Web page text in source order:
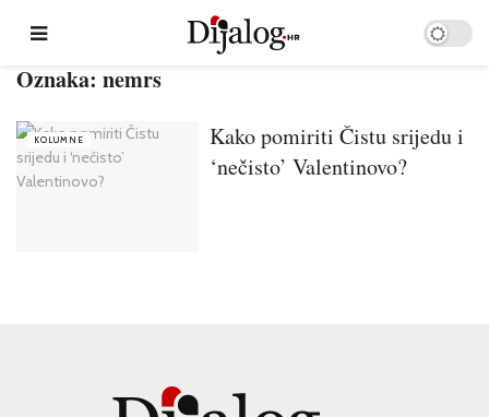
Oznaka: nemrs
KOLUMNE
Kako pomiriti Čistu srijedu i
‘nečisto’ Valentinovo?